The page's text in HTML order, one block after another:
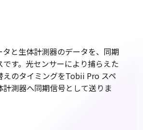
と生体計測器のデータを、同期
す。光センサーにより捕らえた
えのタイミングをTobii Pro スペ
測器へ同期信号として送りま